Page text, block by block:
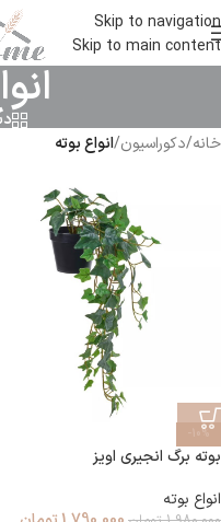
Skip to navigation
Skip to main content
خانه/دکوراسیون/انواع بوته
-10%
بوته برگ انجیری اویز
انواع بوته